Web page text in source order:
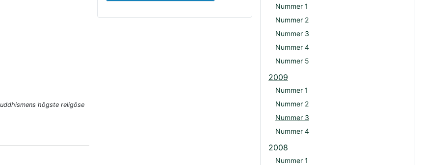
högste religöse
Nummer 1
Nummer 2
Nummer 3
Nummer 4
Nummer 5
2009
Nummer 1
Nummer 2
Nummer 3
Nummer 4
2008
Nummer 1